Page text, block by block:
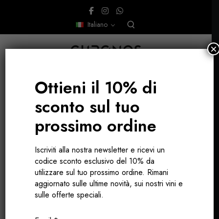
Italiano
Annata 2025
Bordeaux
Ottieni il 10% di
sconto sul tuo
prossimo ordine
Iscriviti alla nostra newsletter e ricevi un
codice sconto esclusivo del 10% da
utilizzare sul tuo prossimo ordine. Rimani
aggiornato sulle ultime novità, sui nostri vini e
sulle offerte speciali.
×